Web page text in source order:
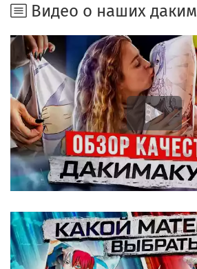
Видео о наших